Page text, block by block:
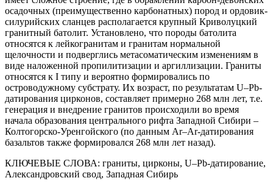
осадочных (преимущественно карбонатных) пород и ордовик-
силурийских сланцев располагается крупный Криволуцкий
гранитный батолит. Установлено, что породы батолита
относятся к лейкогранитам и гранитам нормальной
щелочности и подверглись метасоматическим изменениям в
виде наложенной пропилитизации и аргиллизации. Граниты
относятся к I типу и вероятно формировались по
островодужному субстрату. Их возраст, по результатам U–Pb-
датирования цирконов, составляет примерно 268 млн лет, т.е.
генерация и внедрение гранитов происходили во время
начала образования центрального рифта Западной Сибири –
Колтогорско-Уренгойского (по данным Ar–Ar-датирования
базальтов также формировался 268 млн лет назад).
КЛЮЧЕВЫЕ СЛОВА: граниты, цирконы, U–Pb-датирование,
Александровский свод, Западная Сибирь